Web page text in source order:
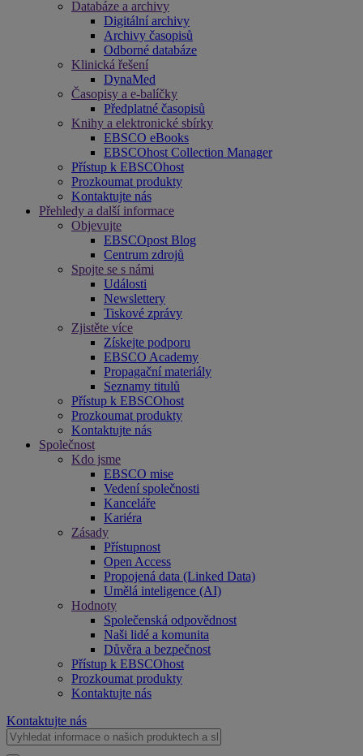
Databáze a archivy
Digitální archivy
Archivy časopisů
Odborné databáze
Klinická řešení
DynaMed
Časopisy a e-balíčky
Předplatné časopisů
Knihy a elektronické sbírky
EBSCO eBooks
EBSCOhost Collection Manager
Přístup k EBSCOhost
Prozkoumat produkty
Kontaktujte nás
Přehledy a další informace
Objevujte
EBSCOpost Blog
Centrum zdrojů
Spojte se s námi
Události
Newslettery
Tiskové zprávy
Zjistěte více
Získejte podporu
EBSCO Academy
Propagační materiály
Seznamy titulů
Přístup k EBSCOhost
Prozkoumat produkty
Kontaktujte nás
Společnost
Kdo jsme
EBSCO mise
Vedení společnosti
Kanceláře
Kariéra
Zásady
Přístupnost
Open Access
Propojená data (Linked Data)
Umělá inteligence (AI)
Hodnoty
Společenská odpovědnost
Naši lidé a komunita
Důvěra a bezpečnost
Přístup k EBSCOhost
Prozkoumat produkty
Kontaktujte nás
Kontaktujte nás